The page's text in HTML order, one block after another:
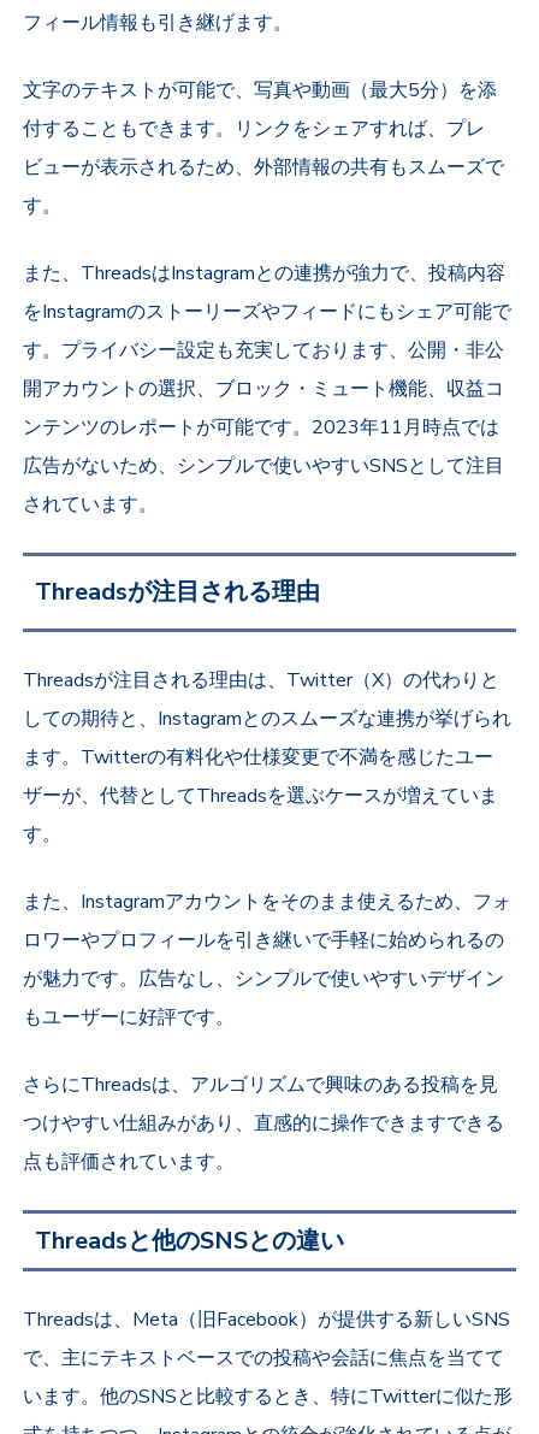
フィール情報も引き継げます。
文字のテキストが可能で、写真や動画（最大5分）を添
付することもできます。リンクをシェアすれば、プレ
ビューが表示されるため、外部情報の共有もスムーズで
す。
また、ThreadsはInstagramとの連携が強力で、投稿内容
をInstagramのストーリーズやフィードにもシェア可能で
す。プライバシー設定も充実しております、公開・非公
開アカウントの選択、ブロック・ミュート機能、収益コ
ンテンツのレポートが可能です。2023年11月時点では
広告がないため、シンプルで使いやすいSNSとして注目
されています。
Threadsが注目される理由
Threadsが注目される理由は、Twitter（X）の代わりと
しての期待と、Instagramとのスムーズな連携が挙げられ
ます。Twitterの有料化や仕様変更で不満を感じたユー
ザーが、代替としてThreadsを選ぶケースが増えていま
す。
また、Instagramアカウントをそのまま使えるため、フォ
ロワーやプロフィールを引き継いで手軽に始められるの
が魅力です。広告なし、シンプルで使いやすいデザイン
もユーザーに好評です。
さらにThreadsは、アルゴリズムで興味のある投稿を見
つけやすい仕組みがあり、直感的に操作できますできる
点も評価されています。
Threadsと他のSNSとの違い
Threadsは、Meta（旧Facebook）が提供する新しいSNS
で、主にテキストベースでの投稿や会話に焦点を当てて
います。他のSNSと比較するとき、特にTwitterに似た形